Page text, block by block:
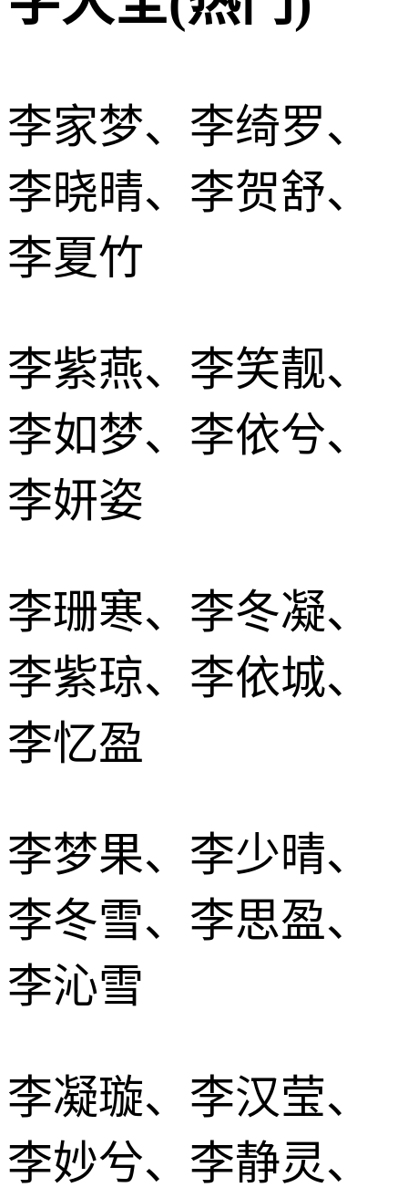
李家梦、李绮罗、
李晓晴、李贺舒、
李夏竹
李紫燕、李笑靓、
李如梦、李依兮、
李妍姿
李珊寒、李冬凝、
李紫琼、李依城、
李忆盈
李梦果、李少晴、
李冬雪、李思盈、
李沁雪
李凝璇、李汉莹、
李妙兮、李静灵、